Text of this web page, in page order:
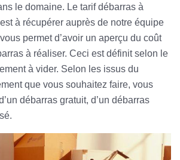
le domaine. Le tarif débarras à
à récupérer auprès de notre équipe
permet d’avoir un aperçu du coût
à réaliser. Ceci est définit selon le
à vider. Selon les issus du
que vous souhaitez faire, vous
débarras gratuit, d’un débarras